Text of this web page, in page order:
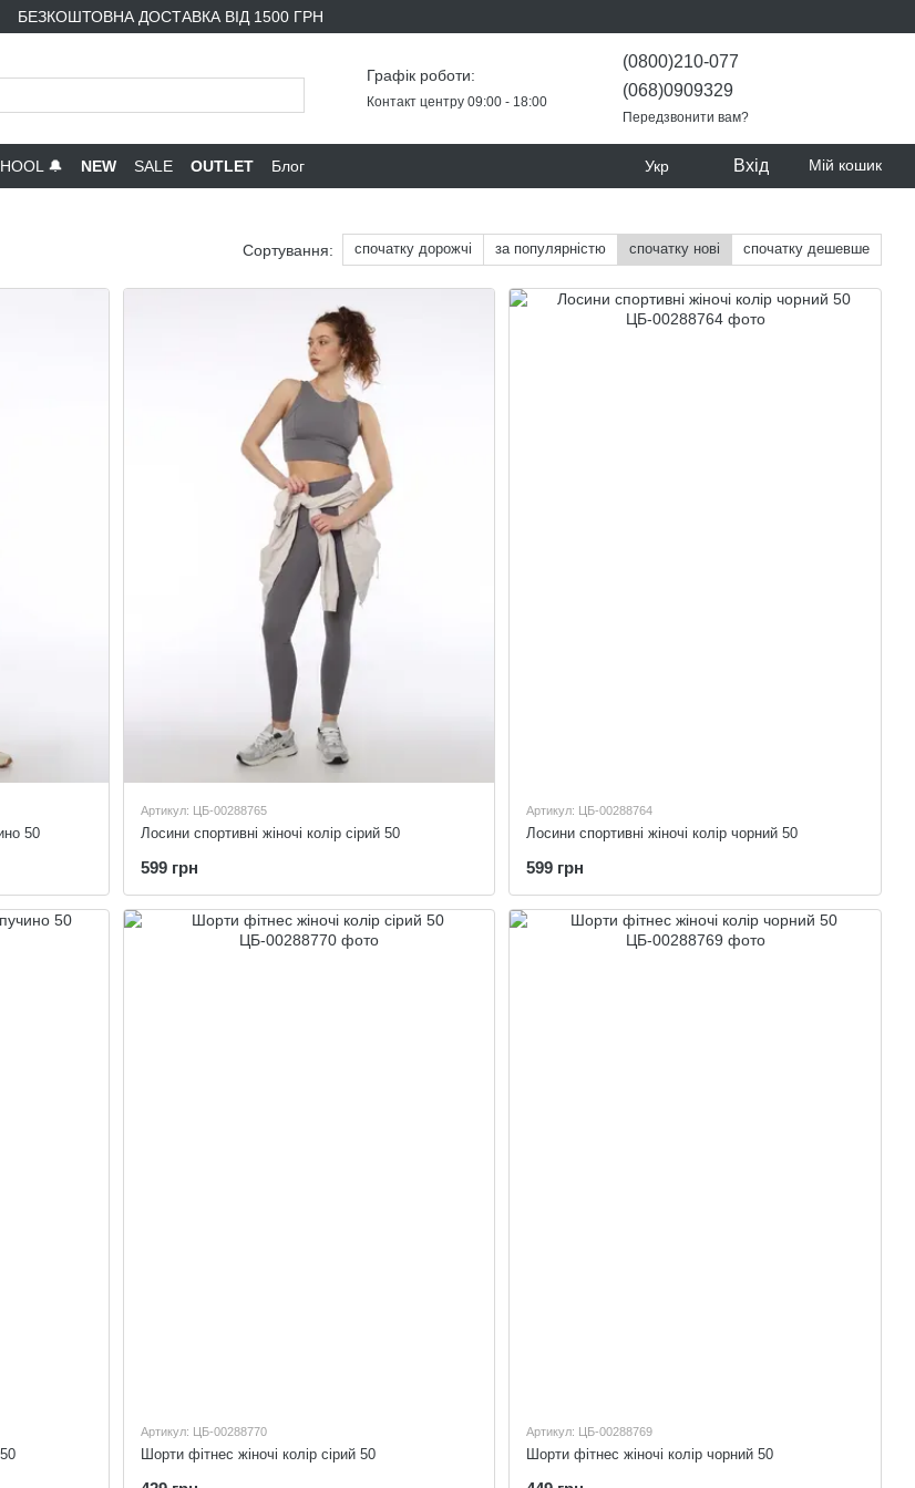
БЕЗКОШТОВНА ДОСТАВКА ВІД 1500 ГРН
Графік роботи:
Контакт центру 09:00 - 18:00
(0800)210-077
(068)0909329
Передзвонити вам?
🔔 NEW SALE OUTLET Блог Укр Вхід Мій кошик
Сортування: спочатку дорожчі за популярністю спочатку нові спочатку дешевше
50
Артикул: ЦБ-00288765
Лосини спортивні жіночі колір сірий 50
599 грн
Артикул: ЦБ-00288764
Лосини спортивні жіночі колір чорний 50
599 грн
Артикул: ЦБ-00288770
Шорти фітнес жіночі колір сірий 50
Артикул: ЦБ-00288769
Шорти фітнес жіночі колір чорний 50